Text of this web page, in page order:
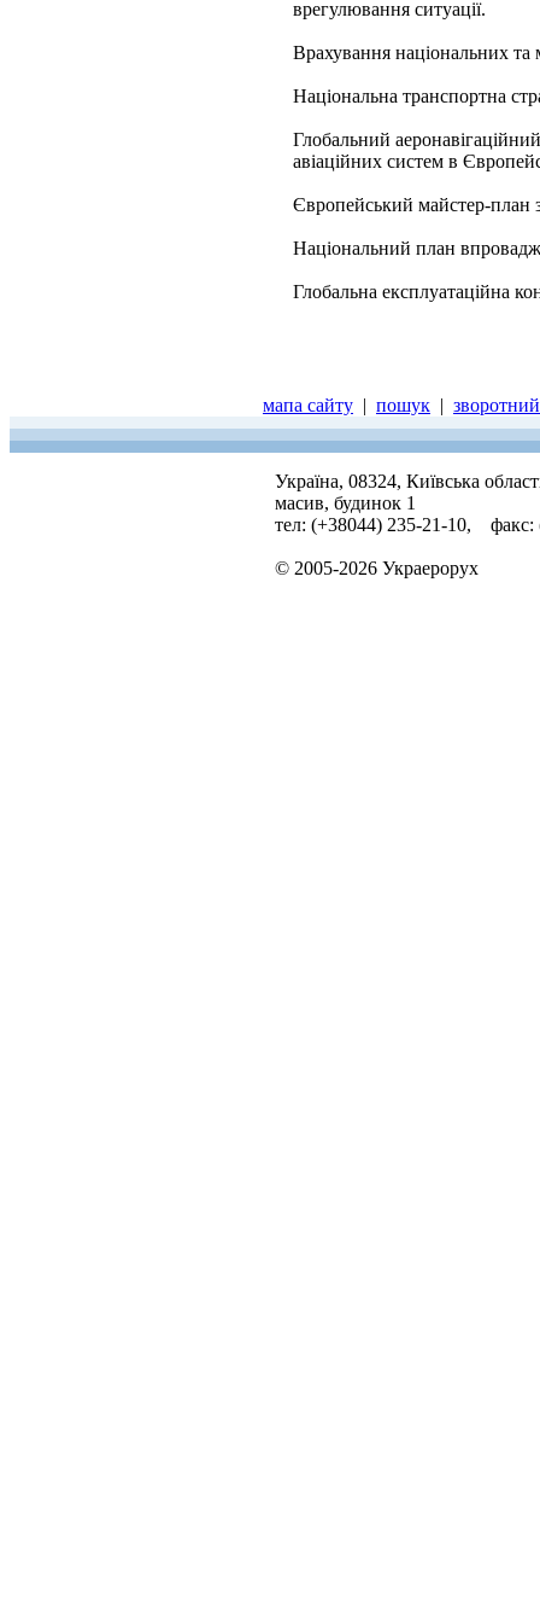
врегулювання ситуації.
Врахування національних та
Національна транспортна
Глобальний
авіаційних систем в
Європейський майстер-
Національний план
Глобальна експлуатаційна
мапа сайту | пошук |
Україна, 08324, Київська
масив, будинок 1
тел: (+38044) 235-21-10, факс:
© 2005-2026 Украерорух